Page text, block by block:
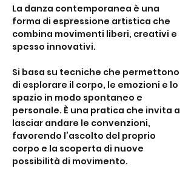
La danza contemporanea è una
forma di espressione artistica che
combina movimenti liberi, creativi e
spesso innovativi.
Si basa su tecniche che permettono
di esplorare il corpo, le emozioni e lo
spazio in modo spontaneo e
personale. È una pratica che invita a
lasciar andare le convenzioni,
favorendo l’ascolto del proprio
corpo e la scoperta di nuove
possibilità di movimento.